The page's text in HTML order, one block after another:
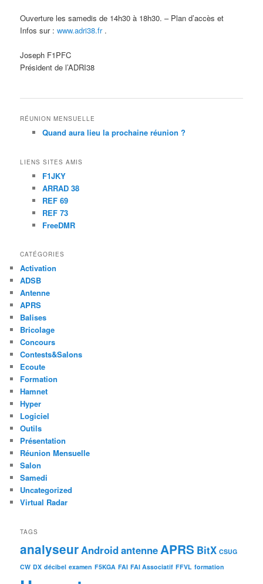
Ouverture les samedis de 14h30 à 18h30. – Plan d’accès et
Infos sur :www.adri38.fr.
Joseph F1PFC
Président de l’ADRI38
RÉUNION MENSUELLE
Quand aura lieu la prochaine réunion ?
LIENS SITES AMIS
F1JKY
ARRAD 38
REF 69
REF 73
FreeDMR
CATÉGORIES
Activation
ADSB
Antenne
APRS
Balises
Bricolage
Concours
Contests&Salons
Ecoute
Formation
Hamnet
Hyper
Logiciel
Outils
Présentation
Réunion Mensuelle
Salon
Samedi
Uncategorized
Virtual Radar
TAGS
analyseur Androidantenne APRS BitX CSUG
CW DX décibel examen F5KGA FAI FAI Associatif FFVL formation